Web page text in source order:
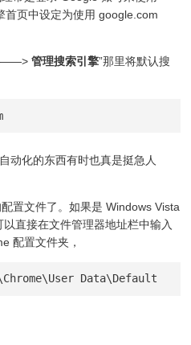
首页中设定为使用 google.com
——>管理搜索引擎”那里将默认搜
动化的东西有时也真是挺急人
置文件了。如果是 Windows Vista
直接在文件管理器地址栏中输入
配置文件夹，
Data\Default